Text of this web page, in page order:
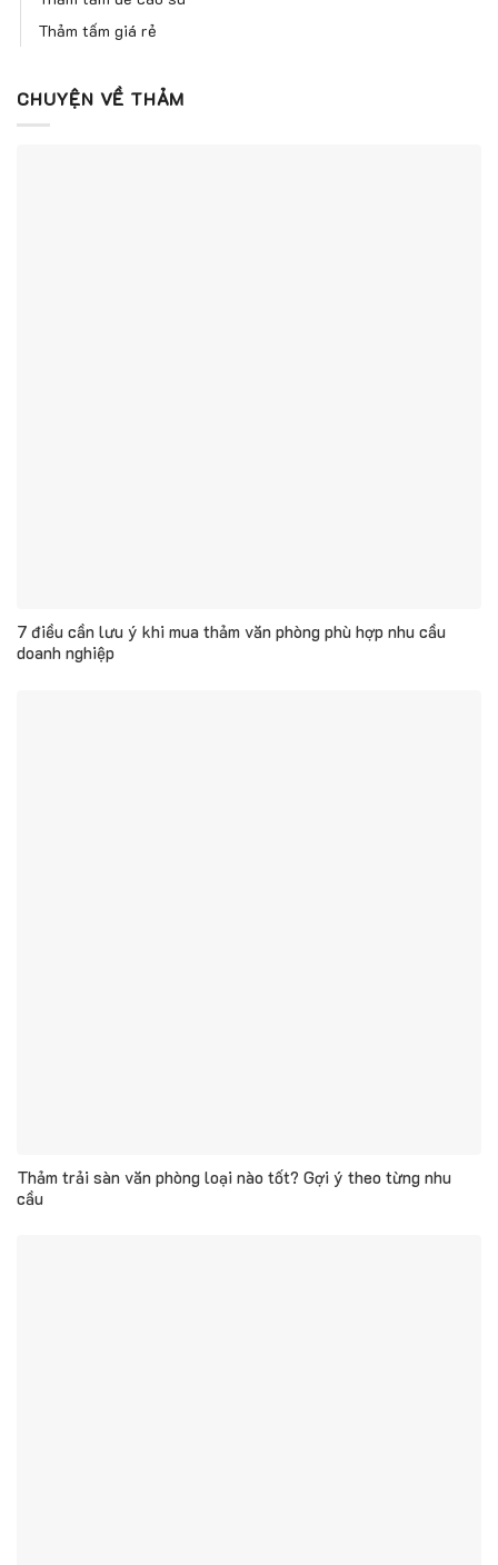
Thảm tấm giá rẻ
CHUYỆN VỀ THẢM
7 điều cần lưu ý khi mua thảm văn phòng phù hợp nhu cầu
doanh nghiệp
Thảm trải sàn văn phòng loại nào tốt? Gợi ý theo từng nhu
cầu